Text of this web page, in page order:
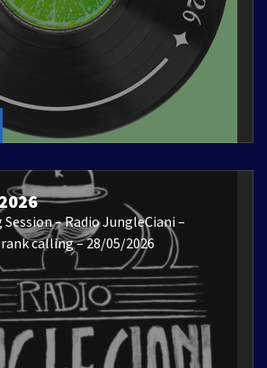
– Radio JungleCiani –
calling – 28/05/2026